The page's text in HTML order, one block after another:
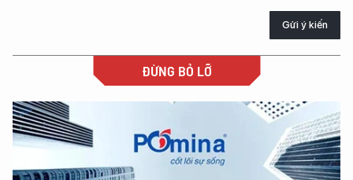
Gửi ý kiến
ĐỪNG BỎ LỠ